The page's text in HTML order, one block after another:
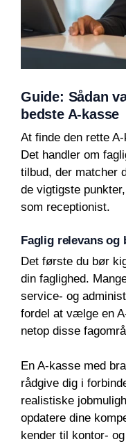
Guide: Sådan
bedste A-kasse
At finde den rette
Det handler om
tilbud, der matcher
de vigtigste
som receptionist.
Faglig relevans og
Det første du bør
din faglighed.
service- og
fordel at vælge en
netop disse
En A-kasse med
rådgive dig i
realistiske
opdatere dine
kender til kontor-